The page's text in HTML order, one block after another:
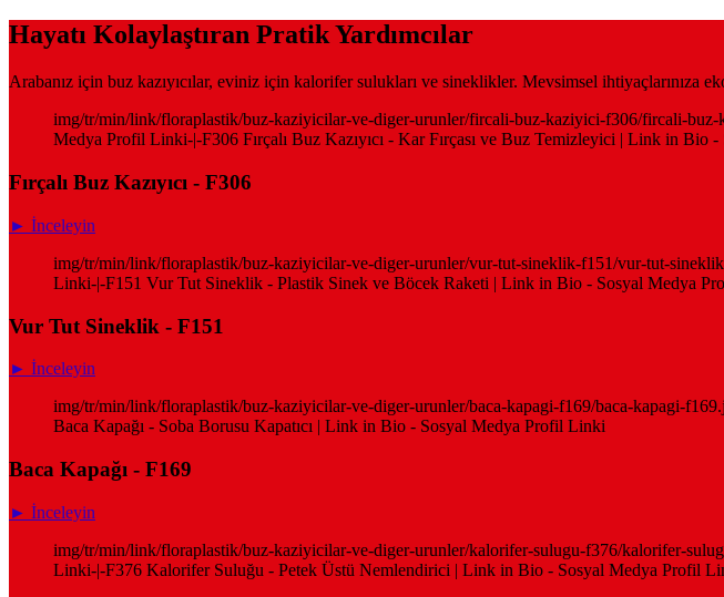
Hayatı Kolaylaştıran Pratik Yardımcılar
Arabanız için buz kazıyıcılar, eviniz için kalorifer sulukları ve sineklikler. Mevsimsel ihtiyaçlarınıza
img/tr/min/link/floraplastik/buz-kaziyicilar-ve-diger-urunler/fircali-buz-kaziyici-f306/fircali-buz-
Medya Profil Linki-|-F306 Fırçalı Buz Kazıyıcı - Kar Fırçası ve Buz Temizleyici | Link in Bio
Fırçalı Buz Kazıyıcı - F306
► İnceleyin
img/tr/min/link/floraplastik/buz-kaziyicilar-ve-diger-urunler/vur-tut-sineklik-f151/vur-tut-
Linki-|-F151 Vur Tut Sineklik - Plastik Sinek ve Böcek Raketi | Link in Bio - Sosyal Medya
Vur Tut Sineklik - F151
► İnceleyin
img/tr/min/link/floraplastik/buz-kaziyicilar-ve-diger-urunler/baca-kapagi-f169/baca-kapagi-
Baca Kapağı - Soba Borusu Kapatıcı | Link in Bio - Sosyal Medya Profil Linki
Baca Kapağı - F169
► İnceleyin
img/tr/min/link/floraplastik/buz-kaziyicilar-ve-diger-urunler/kalorifer-sulugu-f376/kalorifer-
Linki-|-F376 Kalorifer Suluğu - Petek Üstü Nemlendirici | Link in Bio - Sosyal Medya Profil